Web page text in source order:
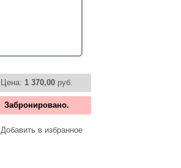
Цена: 1 370,00 руб.
Забронировано.
Добавить в избранное